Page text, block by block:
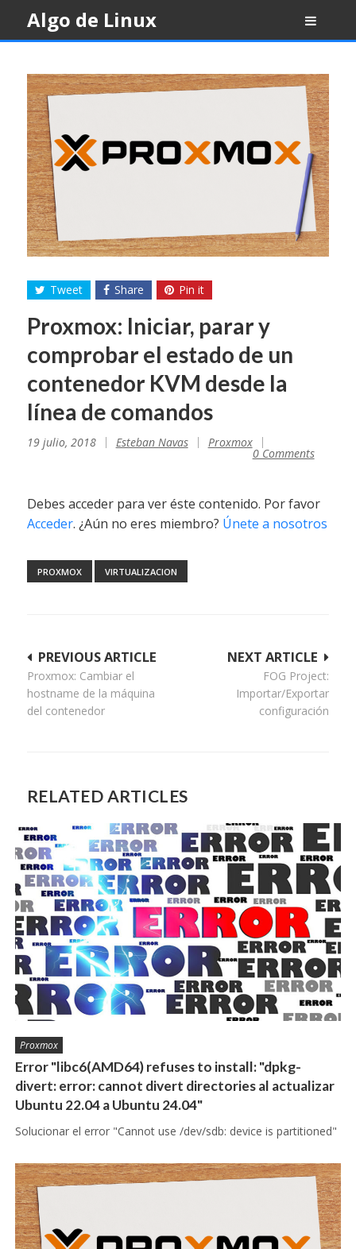
content
Algo de Linux
Tweet Share Pin it
Proxmox: Iniciar, parar y
comprobar el estado de un
contenedor KVM desde la
línea de comandos
19 julio, 2018 Esteban Navas Proxmox
0 Comments
Debes acceder para ver éste contenido. Por favor
Acceder. ¿Aún no eres miembro? Únete a nosotros
PROXMOX VIRTUALIZACION
Navegación
de
entradas
NEXT ARTICLE
FOG Project:
Importar/Exportar
configuración
PREVIOUS ARTICLE
Proxmox: Cambiar el
hostname de la máquina
del contenedor
RELATED ARTICLES
Proxmox
Error "libc6(AMD64) refuses to install: "dpkg-
divert: error: cannot divert directories al actualizar
Ubuntu 22.04 a Ubuntu 24.04"
Solucionar el error "Cannot use /dev/sdb: device is partitioned"